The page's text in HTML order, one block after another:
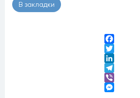
В закладки
Facebook
Twitter
LinkedIn
Telegram
Viber